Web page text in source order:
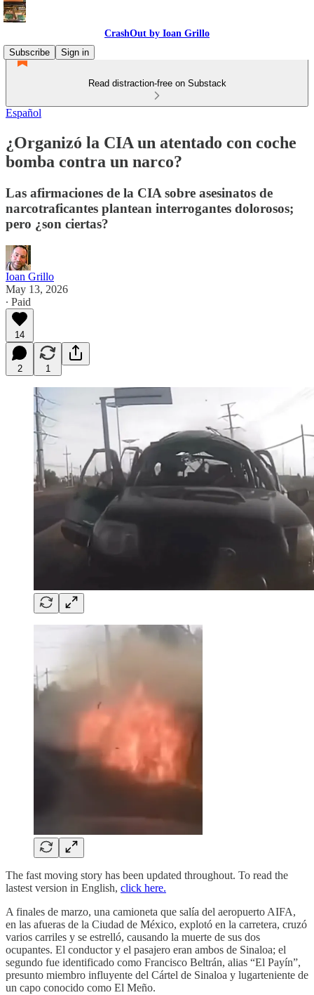
CrashOut by Ioan Grillo
Subscribe
Sign in
Read distraction-free on Substack
Español
¿Organizó la CIA un atentado con coche
bomba contra un narco?
Las afirmaciones de la CIA sobre asesinatos de
narcotraficantes plantean interrogantes dolorosos;
pero ¿son ciertas?
Ioan Grillo
May 13, 2026
∙ Paid
14
2 1
The fast moving story has been updated throughout. To read the
lastest version in English, click here.
A finales de marzo, una camioneta que salía del aeropuerto AIFA,
en las afueras de la Ciudad de México, explotó en la carretera, cruzó
varios carriles y se estrelló, causando la muerte de sus dos
ocupantes. El conductor y el pasajero eran ambos de Sinaloa; el
segundo fue identificado como Francisco Beltrán, alias “El Payín”,
presunto miembro influyente del Cártel de Sinaloa y lugarteniente de
un capo conocido como El Meño.